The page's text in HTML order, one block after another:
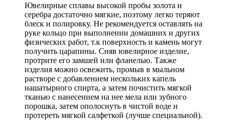
Ювелирные сплавы высокой пробы золота и
серебра достаточно мягкие, поэтому легко теряют
блеск и полировку. Не рекомендуется оставлять на
руке кольцо при выполнении домашних и других
физических работ, т.к поверхность и камень могут
получить царапины. Сняв ювелирное изделие,
протрите его замшей или фланелью. Также
изделия можно освежить, промыв в мыльном
растворе с добавлением нескольких капель
нашатырного спирта, а затем почистить мягкой
тканью с нанесением на нее мела или зубного
порошка, затем ополоснуть в чистой воде и
протереть мягкой салфеткой (лучше специальной).